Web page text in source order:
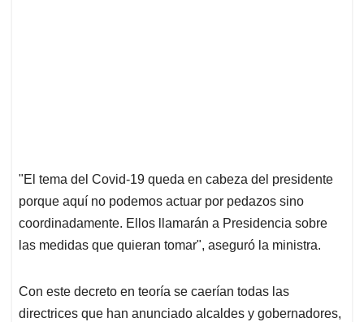
"El tema del Covid-19 queda en cabeza del presidente
porque aquí no podemos actuar por pedazos sino
coordinadamente. Ellos llamarán a Presidencia sobre
las medidas que quieran tomar", aseguró la ministra.
Con este decreto en teoría se caerían todas las
directrices que han anunciado alcaldes y gobernadores,